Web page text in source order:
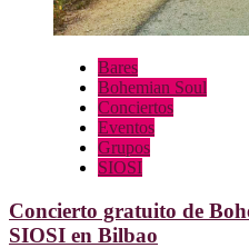
Bares
Bohemian Soul
Conciertos
Eventos
Grupos
SIOSI
Concierto gratuito de
SIOSI en Bilbao